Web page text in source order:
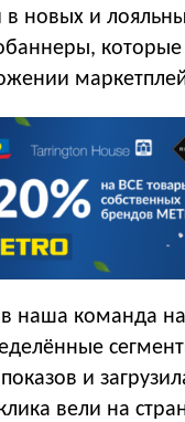
новых и
команда
и
вели на